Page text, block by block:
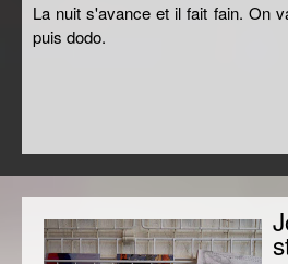
La nuit s'avance et il fait fain. On
puis dodo.